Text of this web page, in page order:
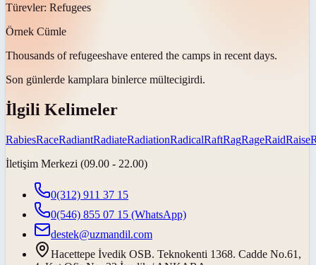
Türevler: Refugees
Örnek Cümle
Thousands of refugeeshave entered the camps in recent days.
Son günlerde kamplara binlerce mültecigirdi.
İlgili Kelimeler
RabiesRaceRadiantRadiateRadiationRadicalRaftRagRageRaidRaise
İletişim Merkezi (09.00 - 22.00)
0(312) 911 37 15
0(546) 855 07 15 (WhatsApp)
destek@uzmandil.com
Hacettepe İvedik OSB. Teknokenti 1368. Cadde No.61,